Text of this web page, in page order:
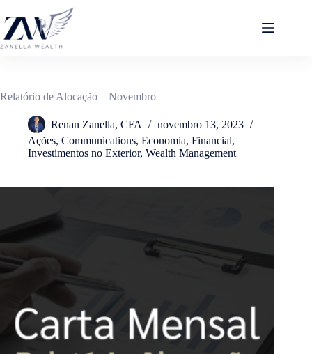
para
conteúdo
Relatório de Alocação – Novembro
Renan Zanella, CFA
novembro 13, 2023
Ações, Communications, Economia, Financial,
Investimentos no Exterior, Wealth Management